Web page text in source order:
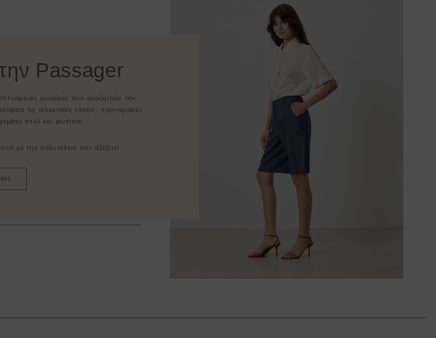
Passager
γυναίκες που αναζητούν την
τις τελευταίες τάσεις, προνομιακές
στυλ και φινέτσα.
με την πολυτέλεια που αξίζετε!